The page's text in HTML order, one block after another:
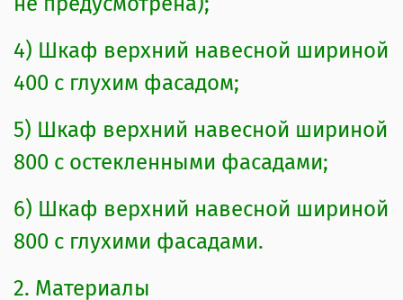
Высота верхних модулей – 556мм
Глубина верхних модулей –
корпус+фасад – 300мм
4.Фурнитура
Петли «Боярд»;
Направляющие роликовые;
Опора черная пластиковая высотой
100мм, регулировка возможна до
4) Шкаф верхний навесной шириной
400 с глухим фасадом;
5) Шкаф верхний навесной шириной
800 с остекленными фасадами;
6) Шкаф верхний навесной шириной
800 с глухими фасадами.
2. Материалы